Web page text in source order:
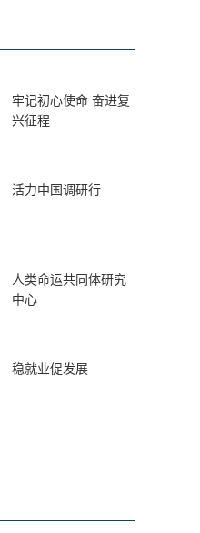
牢记初心使命 奋进复
兴征程
活力中国调研行
人类命运共同体研究
中心
稳就业促发展